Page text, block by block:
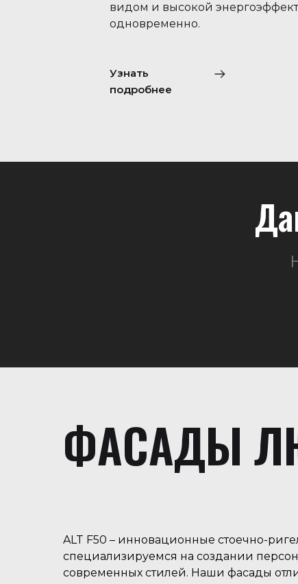
видом и высокой
одновременно.
Узнать
подробнее
ФАСАДЫ
ALT F50 – инновационные стоечно-
специализируемся на создании
современных стилей. Наши фасады